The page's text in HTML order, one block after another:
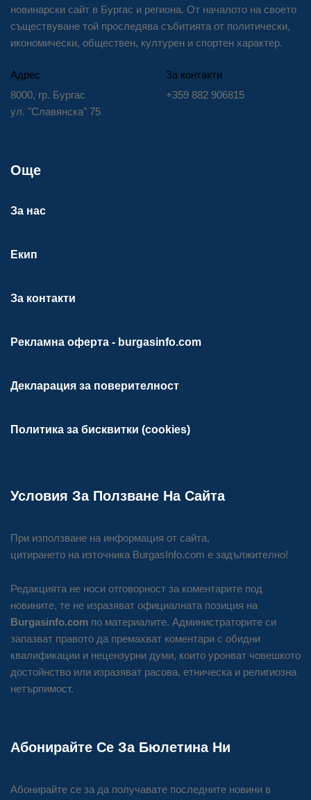
новинарски сайт в Бургас и региона. От началото на своето
съществуване той проследява събитията от политически,
икономически, обществен, културен и спортен характер.
Адрес
8000, гр. Бургас
ул. "Славянска" 75
За контакти
+359 882 906815
Още
За нас
Екип
За контакти
Рекламна оферта - burgasinfo.com
Декларация за поверителност
Политика за бисквитки (cookies)
Условия За Ползване На Сайта
При използване на информация от сайта,
цитирането на източника BurgasInfo.com е задължително!
Редакцията не носи отговорност за коментарите под
новините, те не изразяват официалната позиция на
Burgasinfo.com по материалите. Администраторите си
запазват правото да премахват коментари с обидни
квалификации и нецензурни думи, които уронват човешкото
достойнство или изразяват расова, етническа и религиозна
нетърпимост.
Абонирайте Се За Бюлетина Ни
Абонирайте се за да получавате последните новини в